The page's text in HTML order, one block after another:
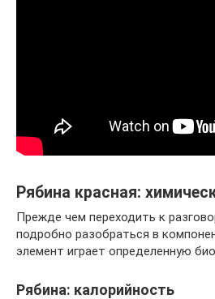
Рябина красная:
Прежде чем переходить к
подробно разобраться в
элемент играет определенную
Рябина: калорийность